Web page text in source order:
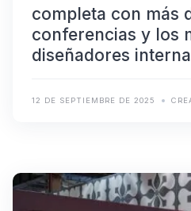
completa con más
conferencias y los
diseñadores
12 DE SEPTIEMBRE DE 2025